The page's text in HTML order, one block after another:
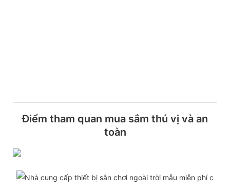
Điểm tham quan mua sắm thú vị và an
toàn